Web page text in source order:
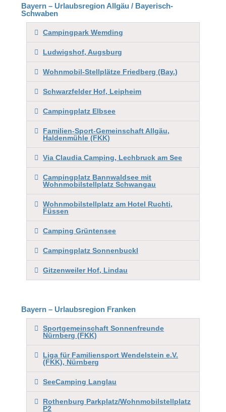
Bayern – Urlaubsregion Allgäu / Bayerisch-
Schwaben
Campingpark Wemding
Ludwigshof, Augsburg
Wohnmobil-Stellplätze Friedberg (Bay.)
Schwarzfelder Hof, Leipheim
Campingplatz Elbsee
Familien-Sport-Gemeinschaft Allgäu,
Haldenmühle (FKK)
Via Claudia Camping, Lechbruck am See
Campingplatz Bannwaldsee mit
Wohnmobilstellplatz Schwangau
Wohnmobilstellplatz am Hotel Ruchti,
Füssen
Camping Grüntensee
Campingplatz Sonnenbuckl
Gitzenweiler Hof, Lindau
Bayern – Urlaubsregion Franken
Sportgemeinschaft Sonnenfreunde
Nürnberg (FKK)
Liga für Familiensport Wendelstein e.V.
(FKK), Nürnberg
SeeCamping Langlau
Rothenburg Parkplatz/Wohnmobilstellplatz
P2